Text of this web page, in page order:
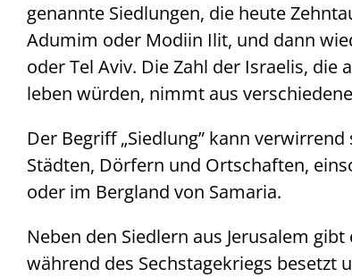
genannte Siedlungen, die heute
Adumim oder Modiin Ilit, und dann
oder Tel Aviv. Die Zahl der Israelis, die
leben würden, nimmt aus
Der Begriff „Siedlung” kann
Städten, Dörfern und Ortschaften,
oder im Bergland von Samaria.
Neben den Siedlern aus Jerusalem
während des Sechstagekriegs besetzt